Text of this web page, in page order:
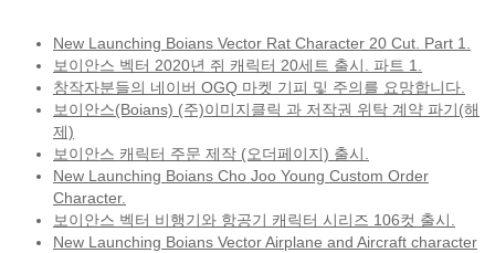
New Launching Boians Vector Rat Character 20 Cut. Part 1.
보이안스 벡터 2020년 쥐 캐릭터 20세트 출시. 파트 1.
창작자분들의 네이버 OGQ 마켓 기피 및 주의를 요망합니다.
보이안스(Boians) (주)이미지클릭 과 저작권 위탁 계약 파기(해
제)
보이안스 캐릭터 주문 제작 (오더페이지) 출시.
New Launching Boians Cho Joo Young Custom Order
Character.
보이안스 벡터 비행기와 항공기 캐릭터 시리즈 106컷 출시.
New Launching Boians Vector Airplane and Aircraft character